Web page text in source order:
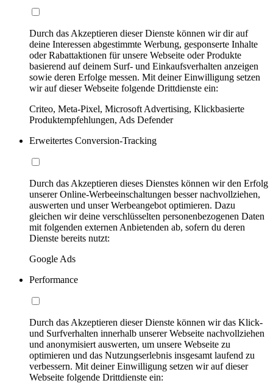
Durch das Akzeptieren dieser Dienste können wir dir auf
deine Interessen abgestimmte Werbung, gesponserte Inhalte
oder Rabattaktionen für unsere Webseite oder Produkte
basierend auf deinem Surf- und Einkaufsverhalten anzeigen
sowie deren Erfolge messen. Mit deiner Einwilligung setzen
wir auf dieser Webseite folgende Drittdienste ein:
Criteo, Meta-Pixel, Microsoft Advertising, Klickbasierte
Produktempfehlungen, Ads Defender
Erweitertes Conversion-Tracking
Durch das Akzeptieren dieses Dienstes können wir den Erfolg
unserer Online-Werbeeinschaltungen besser nachvollziehen,
auswerten und unser Werbeangebot optimieren. Dazu
gleichen wir deine verschlüsselten personenbezogenen Daten
mit folgenden externen Anbietenden ab, sofern du deren
Dienste bereits nutzt:
Google Ads
Performance
Durch das Akzeptieren dieser Dienste können wir das Klick-
und Surfverhalten innerhalb unserer Webseite nachvollziehen
und anonymisiert auswerten, um unsere Webseite zu
optimieren und das Nutzungserlebnis insgesamt laufend zu
verbessern. Mit deiner Einwilligung setzen wir auf dieser
Webseite folgende Drittdienste ein: